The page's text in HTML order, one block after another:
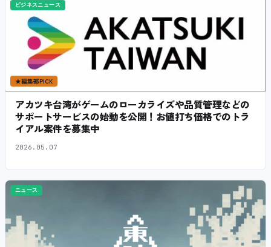
ビジネスニュース
★編集部PICK
アカツキ台湾がゲームのローカライズや品質管理などの
サポートサービスの始動を公開！お値打ち価格でのトラ
イアル案件を募集中
2026.05.07
ニュース